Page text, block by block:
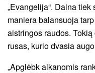
„Evangelija“. Daina
maniera balansuoja
aistringos raudos.
rusas, kurio dvasia
„Apglėbk alkanomis